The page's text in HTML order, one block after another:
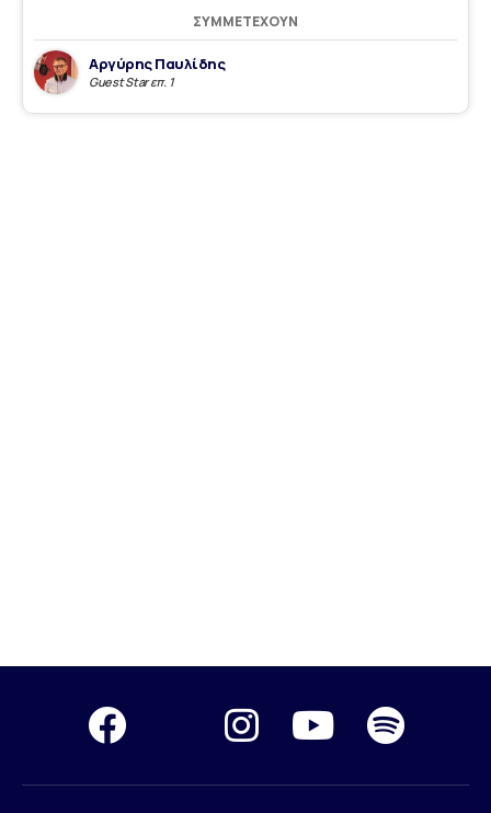
ΣΥΜΜΕΤΈΧΟΥΝ
Αργύρης Παυλίδης
Guest Star επ. 1